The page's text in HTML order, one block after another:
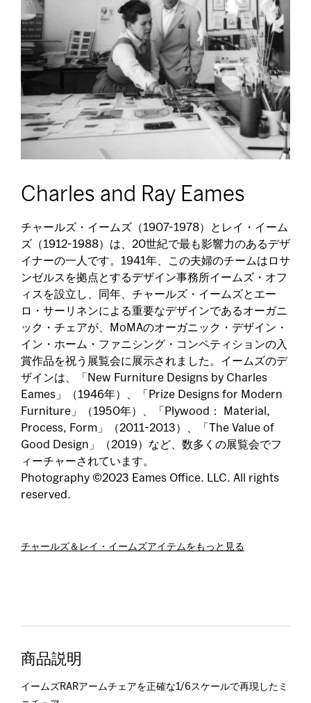
Charles and Ray Eames
チャールズ・イームズ（1907-1978）とレイ・イーム
ズ（1912-1988）は、20世紀で最も影響力のあるデザ
イナーの一人です。1941年、この夫婦のチームはロサ
ンゼルスを拠点とするデザイン事務所イームズ・オフ
ィスを設立し、同年、チャールズ・イームズとエー
ロ・サーリネンによる重要なデザインであるオーガニ
ック・チェアが、MoMAのオーガニック・デザイン・
イン・ホーム・ファニシング・コンペティションの入
賞作品を祝う展覧会に展示されました。イームズのデ
ザインは、「New Furniture Designs by Charles
Eames」（1946年）、「Prize Designs for Modern
Furniture」（1950年）、「Plywood： Material,
Process, Form」（2011-2013）、「The Value of
Good Design」（2019）など、数多くの展覧会でフ
ィーチャーされています。
Photography ©2023 Eames Office. LLC. All rights
reserved.
チャールズ＆レイ・イームズアイテムをもっと見る
商品説明
イームズRARアームチェアを正確な1/6スケールで再現したミ